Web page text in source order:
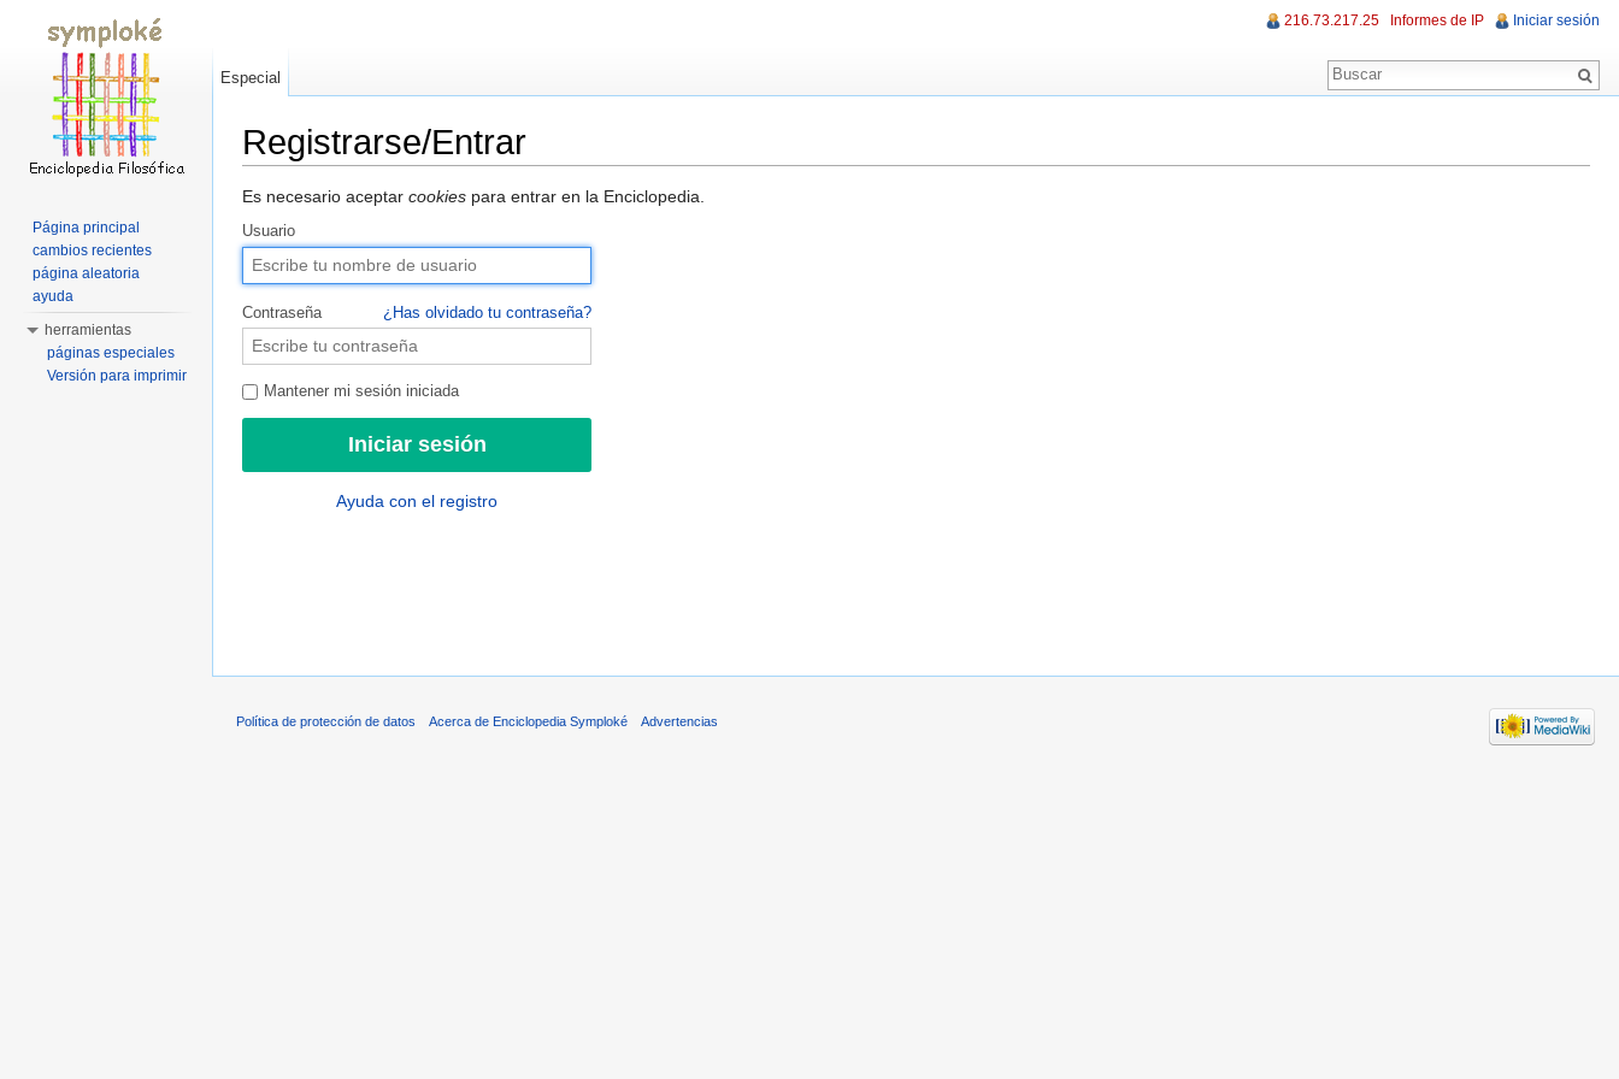
Registrarse/Entrar
Es necesario aceptar cookies para entrar en la Enciclopedia.
Usuario
Contraseña ¿Has olvidado tu contraseña?
Mantener mi sesión iniciada
Ayuda con el registro
216.73.217.25 Informes de IP Iniciar sesión
Especial
Página principal
cambios recientes
página aleatoria
ayuda
herramientas
páginas especiales
Versión para imprimir
Política de protección de datos Acerca de Enciclopedia Symploké Advertencias